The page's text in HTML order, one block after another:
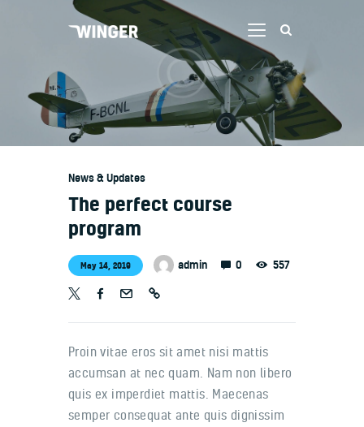
Home
About Us
Privacy policy
Gallery
Contacts
News & Updates
The perfect course
program
May 14, 2019 admin 0 557
Proin vitae eros sit amet nisi mattis
accumsan at nec quam. Nam non libero
quis ex imperdiet mattis. Maecenas
semper consequat ante quis dignissim